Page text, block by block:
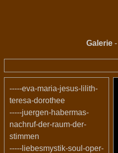
Galerie -
-----eva-maria-jesus-lilith-
teresa-dorothee
-----juergen-habermas-
nachruf-der-raum-der-
stimmen
-----liebesmystik-soul-oper-